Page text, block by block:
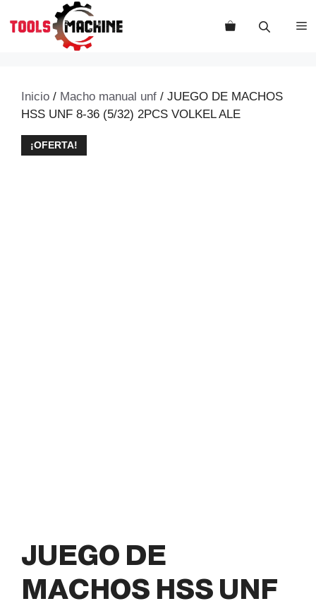
Inicio / Macho manual unf / JUEGO DE MACHOS
HSS UNF 8-36 (5/32) 2PCS VOLKEL ALE
¡OFERTA!
JUEGO DE
MACHOS HSS UNF